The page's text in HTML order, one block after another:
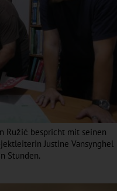
Ružić bespricht mit seinen
Justine Vansynghel
Stunden.